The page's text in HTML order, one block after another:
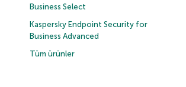
Business Select
Kaspersky Endpoint Security for
Business Advanced
Tüm ürünler